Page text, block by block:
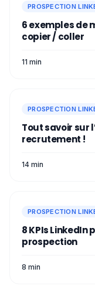
PROSPECTION
6 exemples de
copier / coller
11 min
PROSPECTION
Tout savoir sur
recrutement !
14 min
PROSPECTION
8 KPIs
prospection
8 min